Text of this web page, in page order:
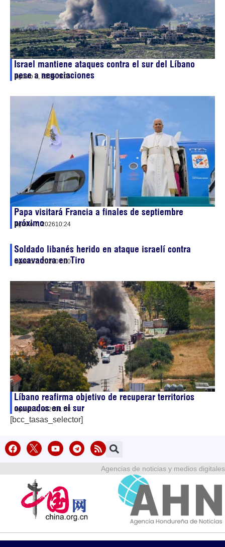
Israel mantiene ataques contra el sur del Líbano
pese a negociaciones
agosto 8, 202609:05
Papa visitará Francia a finales de septiembre
próximo
agosto 7, 202610:24
Soldado libanés herido en ataque israelí contra
excavadora en Tiro
agosto 7, 202607:00
Líbano reafirma objetivo de recuperar territorios
ocupados en el sur
agosto 7, 202601:58
[bcc_tasas_selector]
Agencias de noticias y medios digitales